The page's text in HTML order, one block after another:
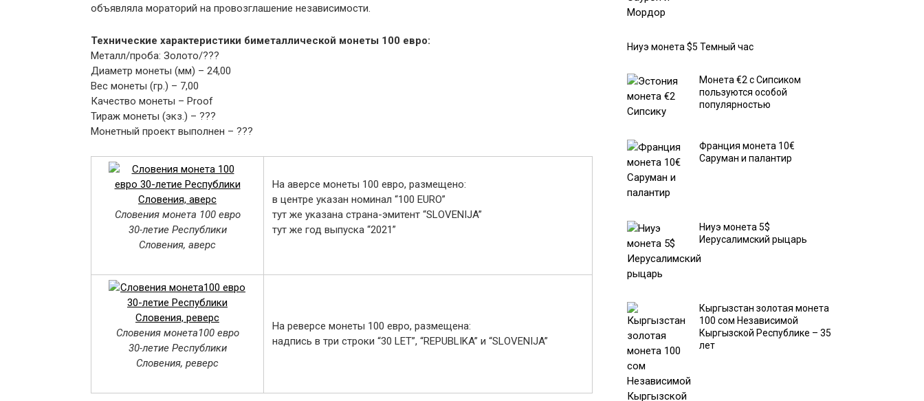
объявляла мораторий на провозглашение независимости.
Технические характеристики биметаллической монеты 100 евро:
Металл/проба: Золото/???
Диаметр монеты (мм) – 24,00
Вес монеты (гр.) – 7,00
Качество монеты – Proof
Тираж монеты (экз.) – ???
Монетный проект выполнен – ???
Словения монета 100 евро
30-летие Республики
Словения, аверс
На аверсе монеты 100 евро, размещено:
в центре указан номинал “100 EURO”
тут же указана страна-эмитент “SLOVENIJA”
тут же год выпуска “2021”
Словения монета100 евро
30-летие Республики
Словения, реверс
На реверсе монеты 100 евро, размещена:
надпись в три строки “30 LET”, “REPUBLIKA” и “SLOVENIJA”
Ниуэ монета $5 Темный час
Монета €2 с Сипсиком
пользуются особой
популярностью
Франция монета 10€
Саруман и палантир
Ниуэ монета 5$
Иерусалимский рыцарь
Кыргызстан золотая монета
100 сом Независимой
Кыргызской Республике – 35
лет